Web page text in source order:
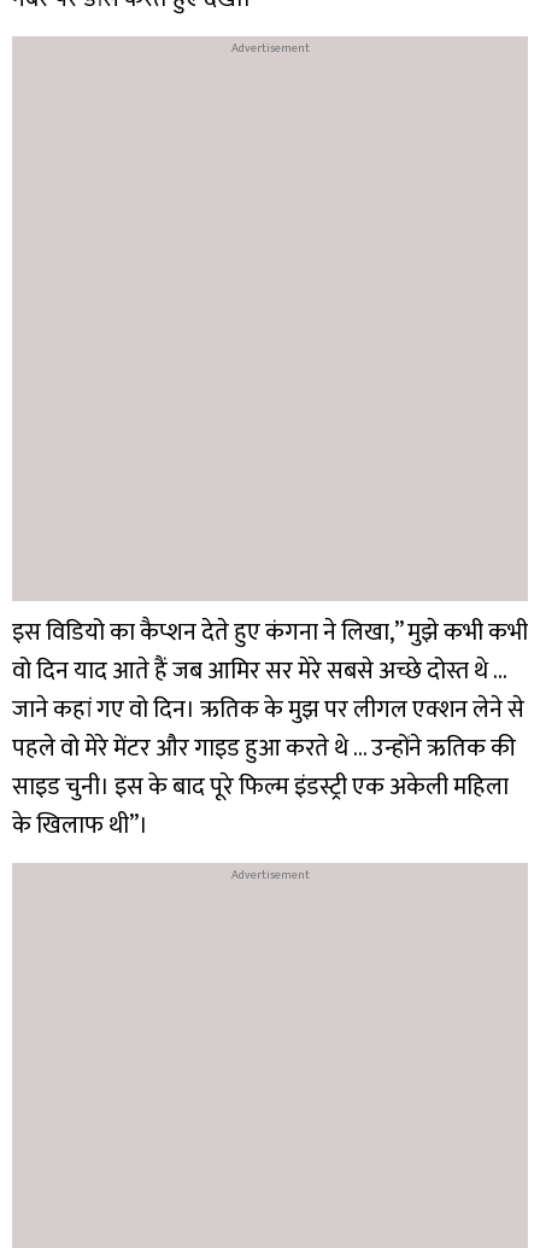
इस विडियो का कैप्शन देते हुए कंगना ने लिखा,” मुझे कभी कभी
वो दिन याद आते हैं जब आमिर सर मेरे सबसे अच्छे दोस्त थे …
जाने कहां गए वो दिन। ऋतिक के मुझ पर लीगल एक्शन लेने से
पहले वो मेरे मेंटर और गाइड हुआ करते थे … उन्होंने ऋतिक की
साइड चुनी। इस के बाद पूरे फिल्म इंडस्ट्री एक अकेली महिला
के खिलाफ थी”।